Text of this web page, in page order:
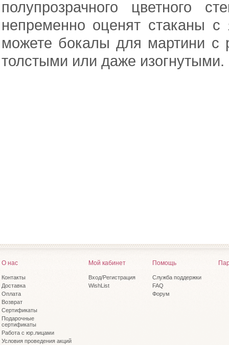
полупрозрачного цветного
непременно оценят стаканы
можете бокалы для мартини с
толстыми или даже
О нас
Контакты
Доставка
Оплата
Возврат
Сертификаты
Подарочные
сертификаты
Работа с юр.лицами
Условия проведения акций
Мой кабинет
Вход/Регистрация
WishList
Помощь
Служба поддержки
FAQ
Форум